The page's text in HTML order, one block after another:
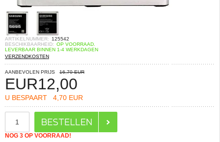
ARTIKELNUMMER:
125542
BESCHIKBAARHEID: OP VOORRAAD.
LEVERBAAR BINNEN 1-4 WERKDAGEN
VERZENDKOSTEN
AANBEVOLEN PRIJS 16,70 EUR
EUR12,00
U BESPAART 4,70 EUR
NOG 3 OP VOORRAAD!